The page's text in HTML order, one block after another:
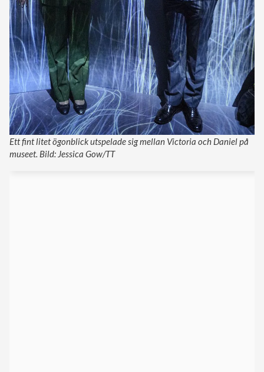
Ett fint litet ögonblick utspelade sig mellan Victoria och Daniel på
museet. Bild: Jessica Gow/TT